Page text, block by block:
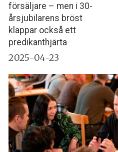
försäljare – men i 30-
årsjubilarens bröst
klappar också ett
predikanthjärta
2025-04-23